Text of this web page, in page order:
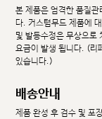
본 제품은 엄격한 품질관
다. 커스텀무드 제품에
및 발등수정은 무상으로
요금이 발생 됩니다. (리
있습니다.)
배송안내
제품 완성 후 검수 및 포